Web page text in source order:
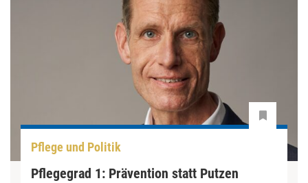
Pflege und Politik
Pflegegrad 1: Prävention statt Putzen